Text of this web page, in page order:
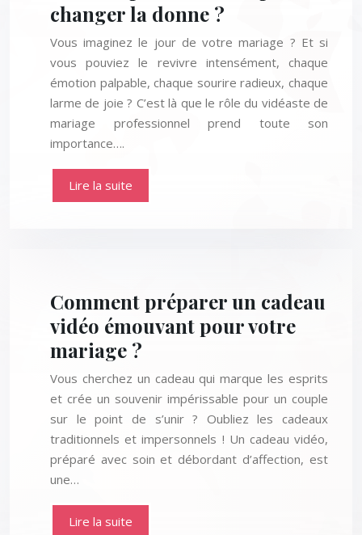
changer la donne ?
Vous imaginez le jour de votre mariage ? Et si
vous pouviez le revivre intensément, chaque
émotion palpable, chaque sourire radieux, chaque
larme de joie ? C’est là que le rôle du vidéaste de
mariage professionnel prend toute son
importance….
Lire la suite
Comment préparer un cadeau
vidéo émouvant pour votre
mariage ?
Vous cherchez un cadeau qui marque les esprits
et crée un souvenir impérissable pour un couple
sur le point de s’unir ? Oubliez les cadeaux
traditionnels et impersonnels ! Un cadeau vidéo,
préparé avec soin et débordant d’affection, est
une…
Lire la suite